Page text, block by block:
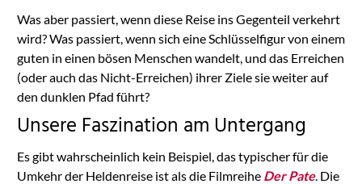
Was aber passiert, wenn diese Reise ins Gegenteil verkehrt
wird? Was passiert, wenn sich eine Schlüsselfigur von einem
guten in einen bösen Menschen wandelt, und das Erreichen
(oder auch das Nicht-Erreichen) ihrer Ziele sie weiter auf
den dunklen Pfad führt?
Unsere Faszination am Untergang
Es gibt wahrscheinlich kein Beispiel, das typischer für die
Umkehr der Heldenreise ist als die Filmreihe Der Pate. Die